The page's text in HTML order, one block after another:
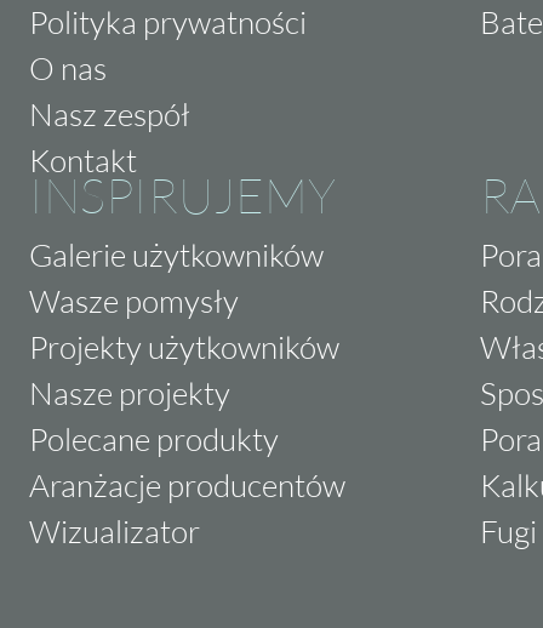
Polityka prywatności
O nas
Nasz zespół
Kontakt
INSPIRUJEMY
Galerie użytkowników
Wasze pomysły
Projekty użytkowników
Nasze projekty
Polecane produkty
Aranżacje producentów
Wizualizator